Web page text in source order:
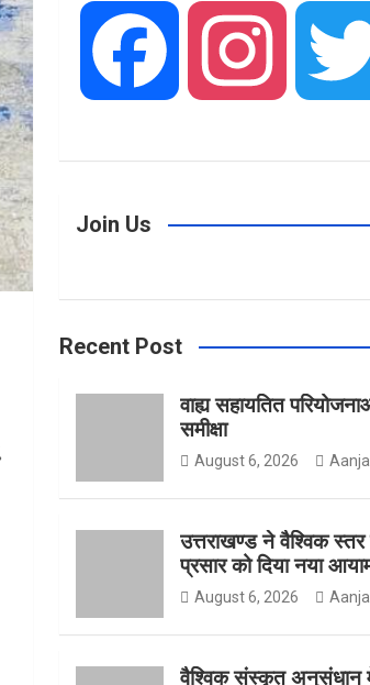
e
o
t
g
Join Us
Recent Post
वाह्य सहायतित
समीक्षा
August 6, 2026
उत्तराखण्ड ने वैश्विक
प्रसार को दिया नया
August 6, 2026
वैश्विक संस्कृत अनुसंधान